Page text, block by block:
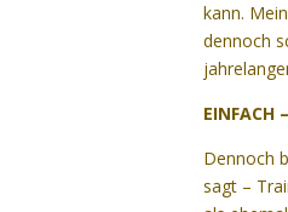
kann.
dennoch
EINFACH
Dennoch
sagt –